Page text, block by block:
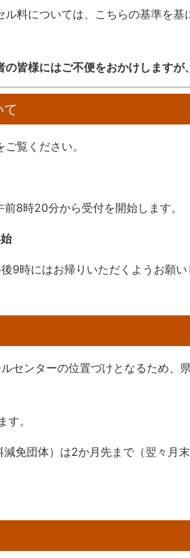
料については、こちらの基準を
皆様にはご不便をおかけします
覧ください。
前8時20分から受付を開始します。
9時にはお帰りいただくようお願い
センターの位置づけとなるため、
。
免団体）は2か月先まで（翌々月